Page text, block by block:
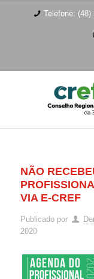
Telefone: (48)
NÃO
VIA E-CREF
Publicado por
2020